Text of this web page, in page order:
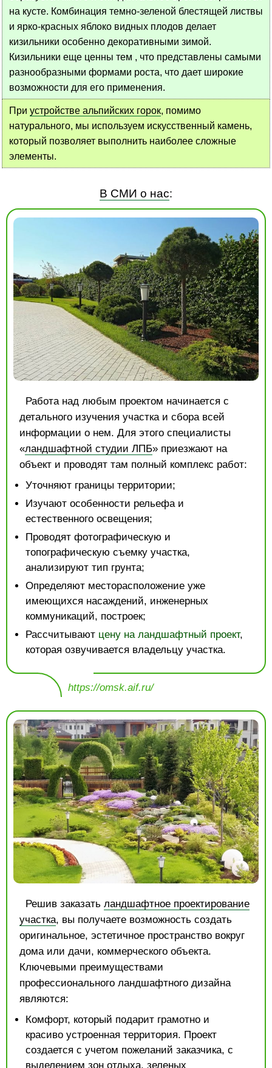
на кусте. Комбинация темно-зеленой блестящей листвы
и ярко-красных яблоко видных плодов делает
кизильники особенно декоративными зимой.
Кизильники еще ценны тем , что представлены самыми
разнообразными формами роста, что дает широкие
возможности для его применения.
При устройстве альпийских горок, помимо
натурального, мы используем искусственный камень,
который позволяет выполнить наиболее сложные
элементы.
В СМИ о нас:
Работа над любым проектом начинается с
детального изучения участка и сбора всей
информации о нем. Для этого специалисты
«ландшафтной студии ЛПБ» приезжают на
объект и проводят там полный комплекс работ:
Уточняют границы территории;
Изучают особенности рельефа и
естественного освещения;
Проводят фотографическую и
топографическую съемку участка,
анализируют тип грунта;
Определяют месторасположение уже
имеющихся насаждений, инженерных
коммуникаций, построек;
Рассчитывают цену на ландшафтный проект,
которая озвучивается владельцу участка.
https://omsk.aif.ru/
Решив заказать ландшафтное проектирование
участка, вы получаете возможность создать
оригинальное, эстетичное пространство вокруг
дома или дачи, коммерческого объекта.
Ключевыми преимуществами
профессионального ландшафтного дизайна
являются:
Комфорт, который подарит грамотно и
красиво устроенная территория. Проект
создается с учетом пожеланий заказчика, с
выделением зон отдыха, зеленых